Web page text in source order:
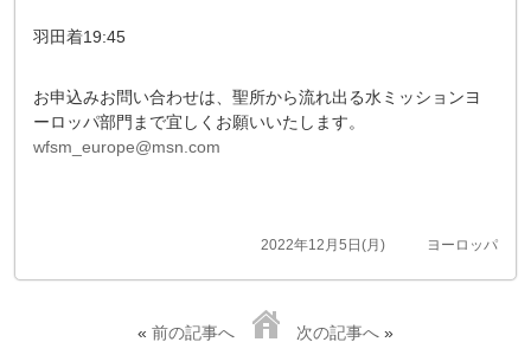
羽田着19:45
お申込みお問い合わせは、聖所から流れ出る水ミッションヨ
ーロッパ部門まで宜しくお願いいたします。
wfsm_europe@msn.com
2022年12月5日(月) ヨーロッパ
« 前の記事へ 次の記事へ»